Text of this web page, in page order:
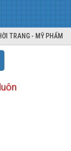
TRANG - MỸ PHẨM